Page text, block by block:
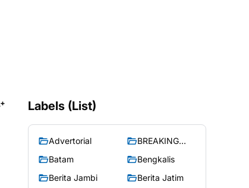
Labels (List)
Advertorial
BREAKING
Batam
Bengkalis
Berita Jambi
Berita Jatim